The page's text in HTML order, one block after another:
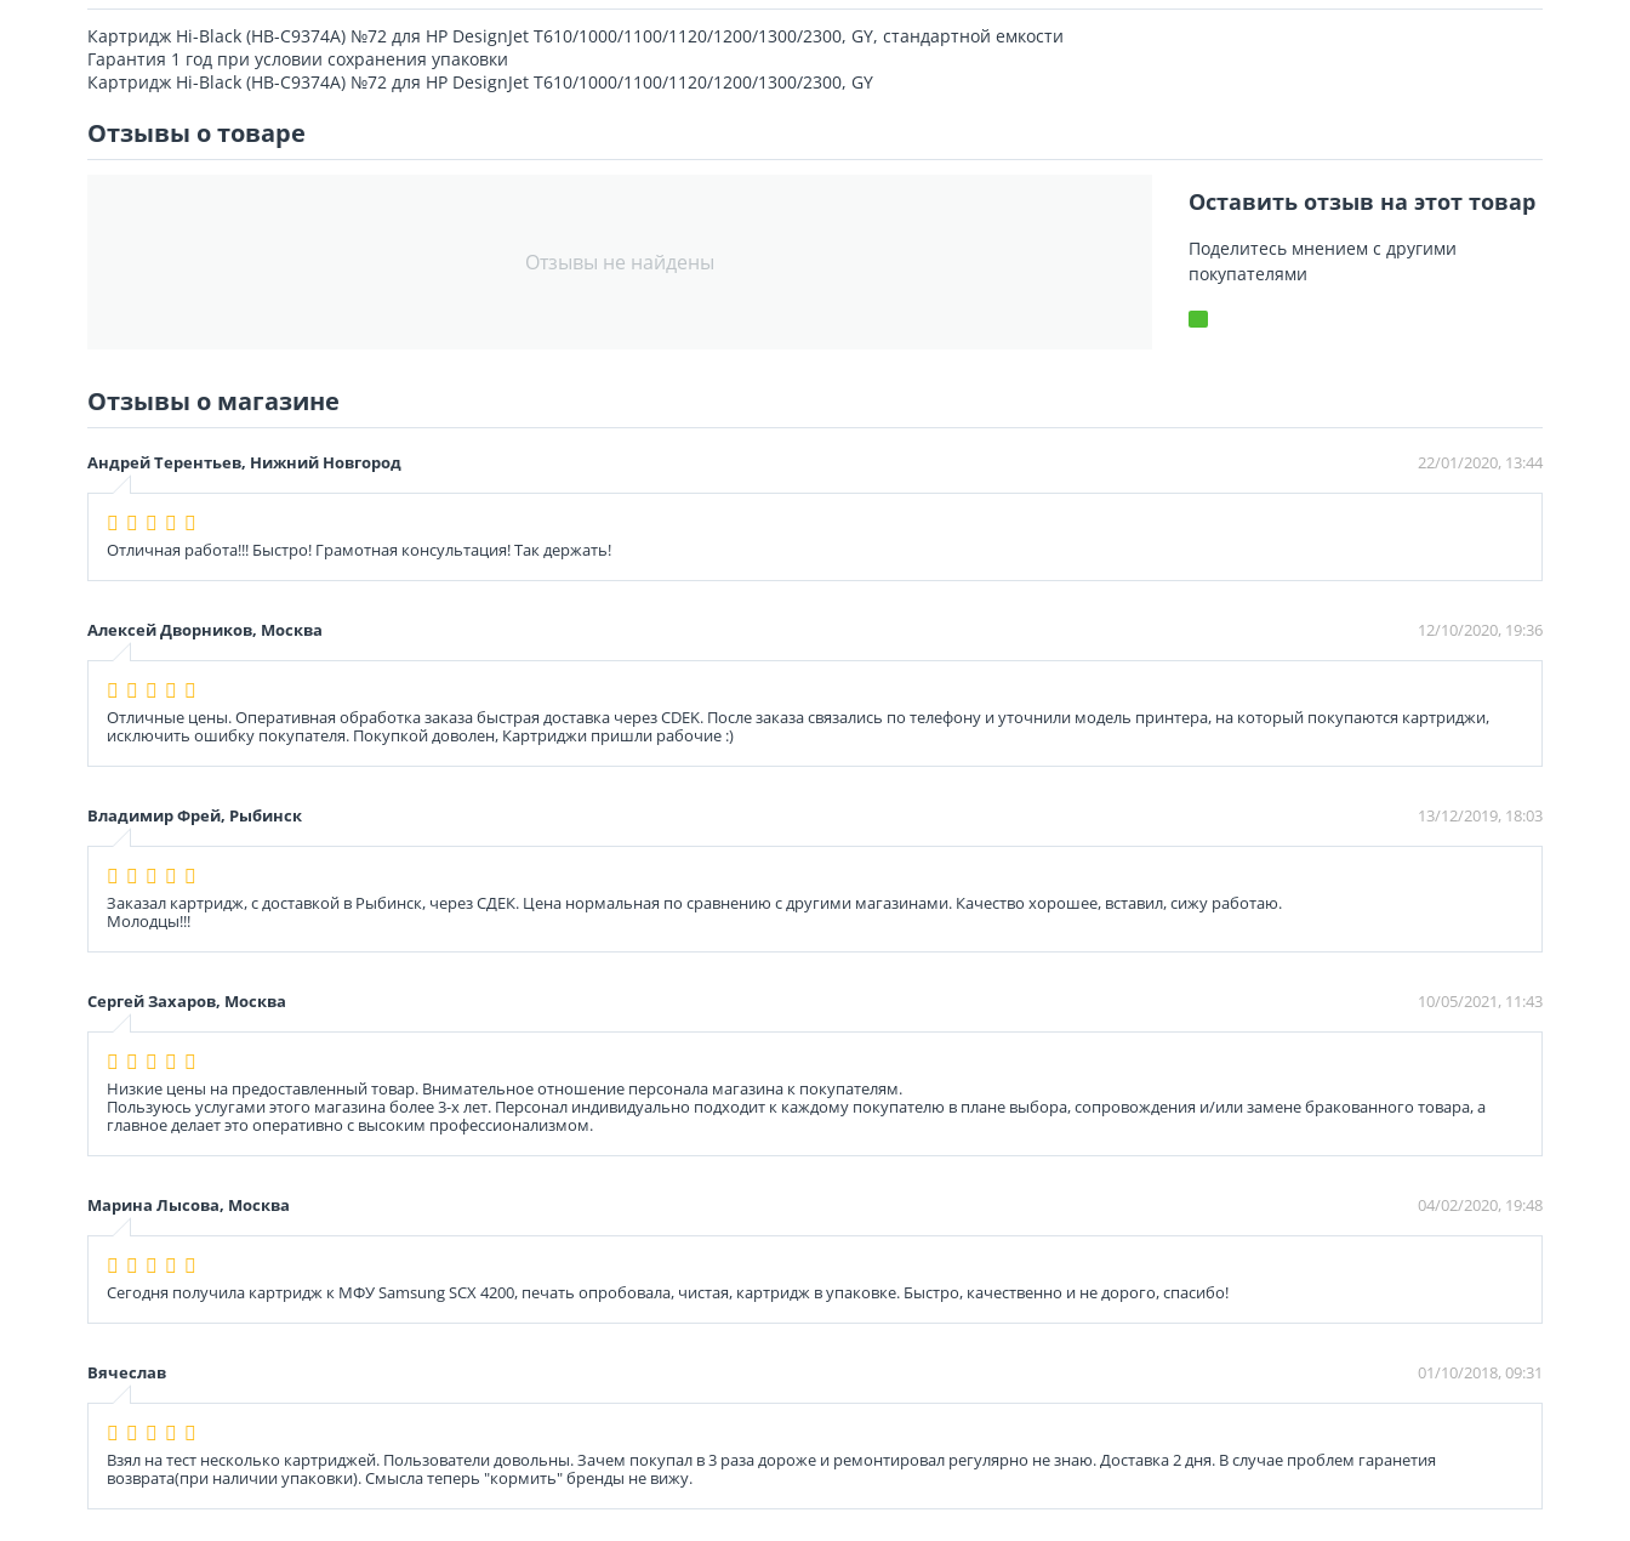
Картридж Hi-Black (HB-C9374A) №72 для HP DesignJet T610/1000/1100/1120/1200/1300/2300, GY, стандартной емкости
Гарантия 1 год при условии сохранения упаковки
Картридж Hi-Black (HB-C9374A) №72 для HP DesignJet T610/1000/1100/1120/1200/1300/2300, GY
Отзывы о товаре
Отзывы не найдены
Оставить отзыв на этот товар
Поделитесь мнением с другими
покупателями
Отзывы о магазине
Андрей Терентьев, Нижний Новгород 22/01/2020, 13:44
Отличная работа!!! Быстро! Грамотная консультация! Так держать!
Алексей Дворников, Москва 12/10/2020, 19:36
Отличные цены. Оперативная обработка заказа быстрая доставка через CDEK. После заказа связались по телефону и уточнили модель принтера, на который покупаются картриджи,
исключить ошибку покупателя. Покупкой доволен, Картриджи пришли рабочие :)
Владимир Фрей, Рыбинск 13/12/2019, 18:03
Заказал картридж, с доставкой в Рыбинск, через СДЕК. Цена нормальная по сравнению с другими магазинами. Качество хорошее, вставил, сижу работаю.
Молодцы!!!
Сергей Захаров, Москва 10/05/2021, 11:43
Низкие цены на предоставленный товар. Внимательное отношение персонала магазина к покупателям.
Пользуюсь услугами этого магазина более 3-х лет. Персонал индивидуально подходит к каждому покупателю в плане выбора, сопровождения и/или замене бракованного товара, а
главное делает это оперативно с высоким профессионализмом.
Марина Лысова, Москва 04/02/2020, 19:48
Сегодня получила картридж к МФУ Samsung SCX 4200, печать опробовала, чистая, картридж в упаковке. Быстро, качественно и не дорого, спасибо!
Вячеслав 01/10/2018, 09:31
Взял на тест несколько картриджей. Пользователи довольны. Зачем покупал в 3 раза дороже и ремонтировал регулярно не знаю. Доставка 2 дня. В случае проблем гаранетия
возврата(при наличии упаковки). Смысла теперь "кормить" бренды не вижу.